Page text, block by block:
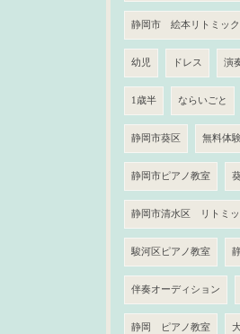
静岡市 絵本リトミック
幼児 ドレス 演
1歳半 ならいごと
静岡市葵区 無料体
静岡市ピアノ教室
静岡市清水区 リトミッ
駿河区ピアノ教室
伴奏オーディション
静岡 ピアノ教室